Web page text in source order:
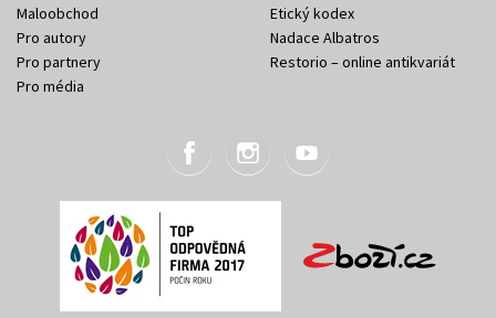
Maloobchod
Pro autory
Pro partnery
Pro média
Etický kodex
Nadace Albatros
Restorio – online antikvariát